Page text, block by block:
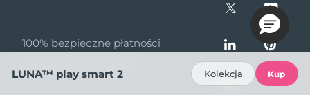
Informacje o baterii
Program partnerski
Wiadomości
100% bezpieczne płatności
LUNA™ play smart 2 Kolekcja Kup